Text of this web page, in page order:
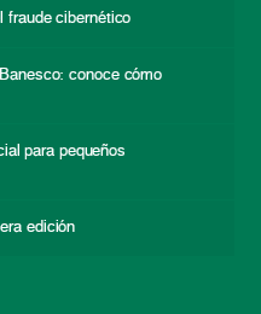
fraude cibernético
conoce cómo
para pequeños
edición